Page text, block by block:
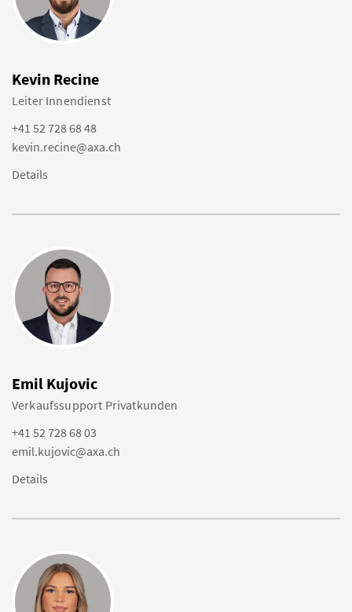
Kevin Recine
Leiter Innendienst
+41 52 728 68 48
kevin.recine@axa.ch
Details
Emil Kujovic
Verkaufssupport Privatkunden
+41 52 728 68 03
emil.kujovic@axa.ch
Details